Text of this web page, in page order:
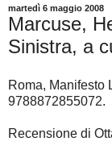
martedì 6 maggio 2008
Marcuse,
Sinistra, a
Roma, Manifesto
9788872855072.
Recensione di